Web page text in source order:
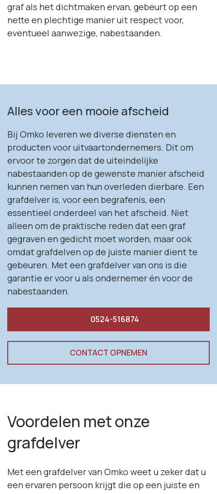
graf als het dichtmaken ervan, gebeurt op een
nette en plechtige manier uit respect voor,
eventueel aanwezige, nabestaanden.
Alles voor een mooie afscheid
Bij Omko leveren we diverse diensten en
producten voor uitvaartondernemers. Dit om
ervoor te zorgen dat de uiteindelijke
nabestaanden op de gewenste manier afscheid
kunnen nemen van hun overleden dierbare. Een
grafdelver is, voor een begrafenis, een
essentieel onderdeel van het afscheid. Niet
alleen om de praktische reden dat een graf
gegraven en gedicht moet worden, maar ook
omdat grafdelven op de juiste manier dient te
gebeuren. Met een grafdelver van ons is die
garantie er voor u als ondernemer én voor de
nabestaanden.
0524-516874
CONTACT OPNEMEN
Voordelen met onze
grafdelver
Met een grafdelver van Omko weet u zeker dat u
een ervaren persoon krijgt die op een juiste en